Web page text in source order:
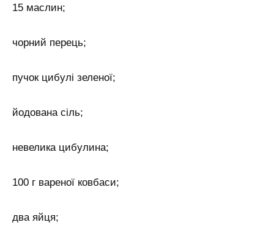
15 маслин;
чорний перець;
пучок цибулі зеленої;
йодована сіль;
невелика цибулина;
100 г вареної ковбаси;
два яйця;